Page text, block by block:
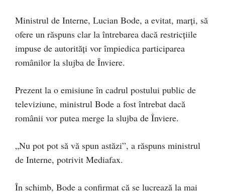
Ministrul de Interne, Lucian Bode, a evitat, marți, să
ofere un răspuns clar la întrebarea dacă restricțiile
impuse de autorități vor împiedica participarea
românilor la slujba de Înviere.
Prezent la o emisiune în cadrul postului public de
televiziune, ministrul Bode a fost întrebat dacă
românii vor putea merge la slujba de Înviere.
„Nu pot pot să vă spun astăzi”, a răspuns ministrul
de Interne, potrivit Mediafax.
În schimb, Bode a confirmat că se lucrează la mai